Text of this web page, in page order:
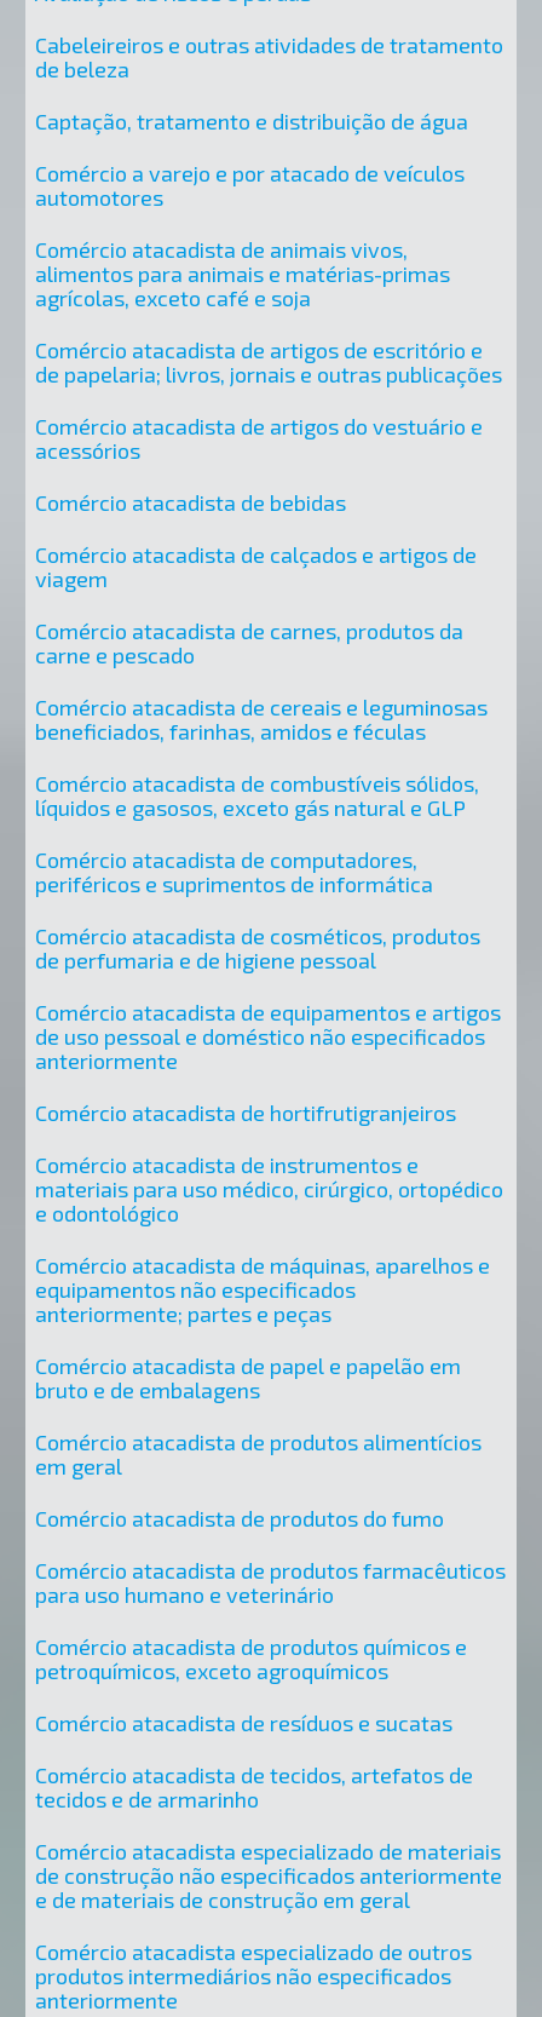
Cabeleireiros e outras atividades de tratamento
de beleza
Captação, tratamento e distribuição de água
Comércio a varejo e por atacado de veículos
automotores
Comércio atacadista de animais vivos,
alimentos para animais e matérias-primas
agrícolas, exceto café e soja
Comércio atacadista de artigos de escritório e
de papelaria; livros, jornais e outras publicações
Comércio atacadista de artigos do vestuário e
acessórios
Comércio atacadista de bebidas
Comércio atacadista de calçados e artigos de
viagem
Comércio atacadista de carnes, produtos da
carne e pescado
Comércio atacadista de cereais e leguminosas
beneficiados, farinhas, amidos e féculas
Comércio atacadista de combustíveis sólidos,
líquidos e gasosos, exceto gás natural e GLP
Comércio atacadista de computadores,
periféricos e suprimentos de informática
Comércio atacadista de cosméticos, produtos
de perfumaria e de higiene pessoal
Comércio atacadista de equipamentos e artigos
de uso pessoal e doméstico não especificados
anteriormente
Comércio atacadista de hortifrutigranjeiros
Comércio atacadista de instrumentos e
materiais para uso médico, cirúrgico, ortopédico
e odontológico
Comércio atacadista de máquinas, aparelhos e
equipamentos não especificados
anteriormente; partes e peças
Comércio atacadista de papel e papelão em
bruto e de embalagens
Comércio atacadista de produtos alimentícios
em geral
Comércio atacadista de produtos do fumo
Comércio atacadista de produtos farmacêuticos
para uso humano e veterinário
Comércio atacadista de produtos químicos e
petroquímicos, exceto agroquímicos
Comércio atacadista de resíduos e sucatas
Comércio atacadista de tecidos, artefatos de
tecidos e de armarinho
Comércio atacadista especializado de materiais
de construção não especificados anteriormente
e de materiais de construção em geral
Comércio atacadista especializado de outros
produtos intermediários não especificados
anteriormente